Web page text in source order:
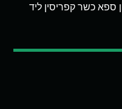
ספא כשר קפריסין ליד